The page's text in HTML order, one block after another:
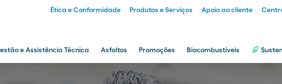
Ética e Conformidade Produtos e Serviços Apoio ao cliente
e Assistência Técnica Asfaltos Promoções Biocombustíveis
Empresa